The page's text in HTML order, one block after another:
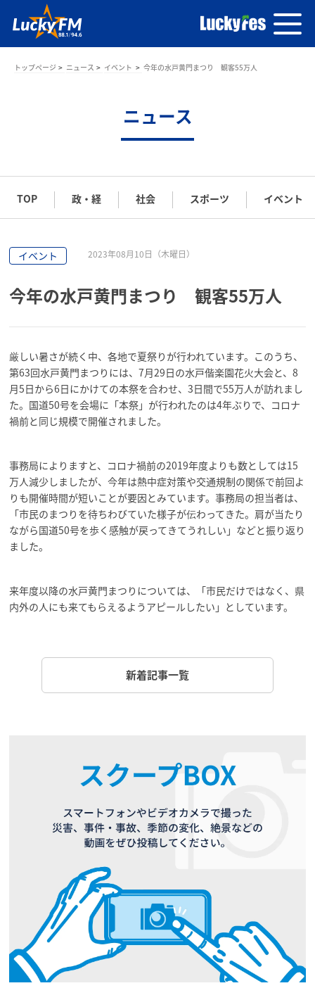
トップページ ニュース イベント 今年の水戸黄門まつり 観客55万人
ニュース
TOP 政・経 社会 スポーツ イベント
イベント 2023年08月10日（木曜日）
今年の水戸黄門まつり 観客55万人
厳しい暑さが続く中、各地で夏祭りが行われています。このうち、
第63回水戸黄門まつりには、7月29日の水戸偕楽園花火大会と、8
月5日から6日にかけての本祭を合わせ、3日間で55万人が訪れまし
た。国道50号を会場に「本祭」が行われたのは4年ぶりで、コロナ
禍前と同じ規模で開催されました。
事務局によりますと、コロナ禍前の2019年度よりも数としては15
万人減少しましたが、今年は熱中症対策や交通規制の関係で前回よ
りも開催時間が短いことが要因とみています。事務局の担当者は、
「市民のまつりを待ちわびていた様子が伝わってきた。肩が当たり
ながら国道50号を歩く感触が戻ってきてうれしい」などと振り返り
ました。
来年度以降の水戸黄門まつりについては、「市民だけではなく、県
内外の人にも来てもらえるようアピールしたい」としています。
新着記事一覧